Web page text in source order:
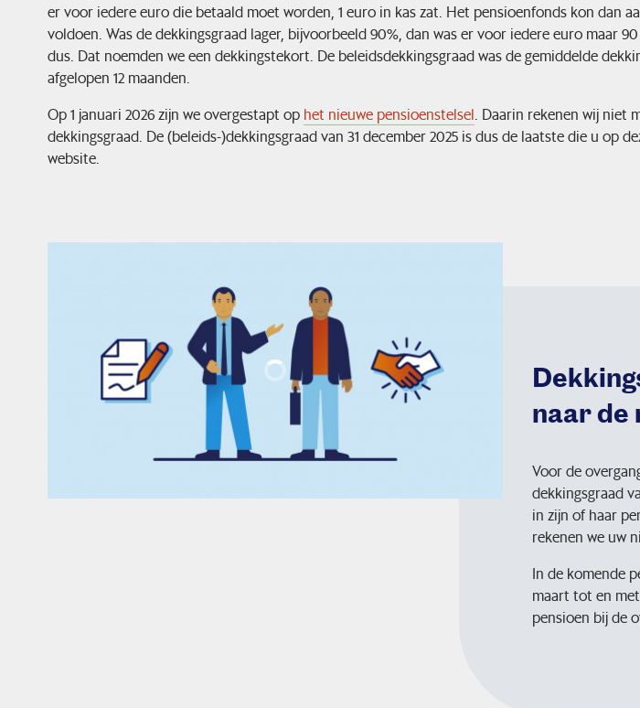
er voor iedere euro die betaald moet worden, 1 euro in kas zat. Het pensioenfonds kon dan
voldoen. Was de dekkingsgraad lager, bijvoorbeeld 90%, dan was er voor iedere euro maar
dus. Dat noemden we een dekkingstekort. De beleidsdekkingsgraad was de gemiddelde
afgelopen 12 maanden.
Op 1 januari 2026 zijn we overgestapt op het nieuwe pensioenstelsel . Daarin rekenen wij niet
dekkingsgraad. De (beleids-)dekkingsgraad van 31 december 2025 is dus de laatste die u op
website.
naar de
Voor de
dekkingsgraad
in zijn of haar
rekenen we uw
In de komende
maart tot en
pensioen bij de